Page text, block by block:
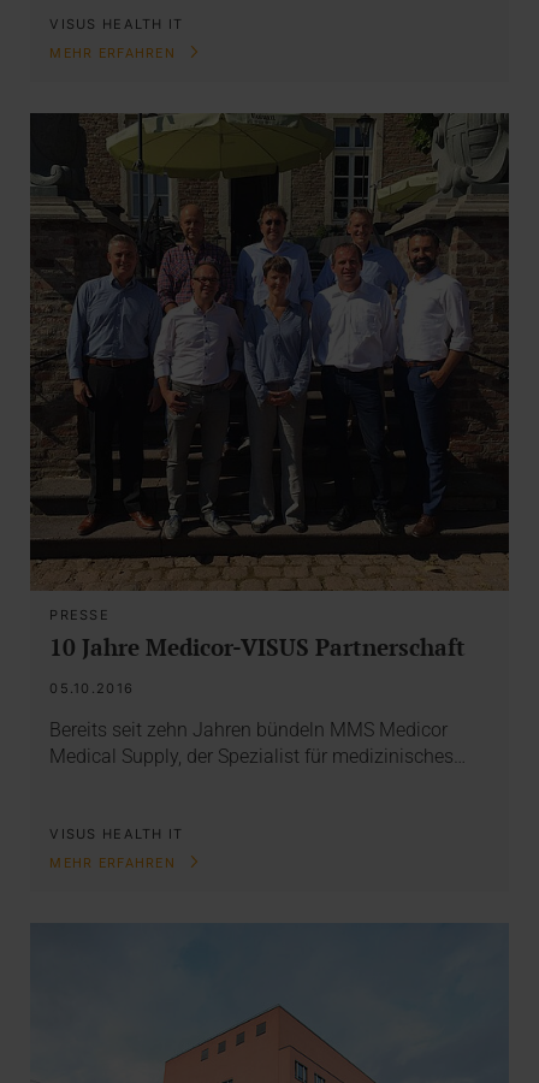
VISUS HEALTH IT
MEHR ERFAHREN
PRESSE
10 Jahre Medicor-VISUS Partnerschaft
05.10.2016
Bereits seit zehn Jahren bündeln MMS Medicor
Medical Supply, der Spezialist für medizinisches…
VISUS HEALTH IT
MEHR ERFAHREN